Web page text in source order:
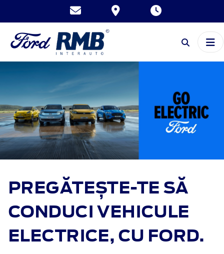
PREGĂTEȘTE-TE SĂ
CONDUCI VEHICULE
ELECTRICE, CU FORD.